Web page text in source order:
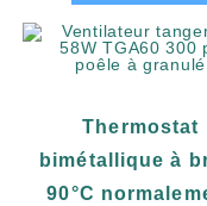
Thermostat
bimétallique à
90°C